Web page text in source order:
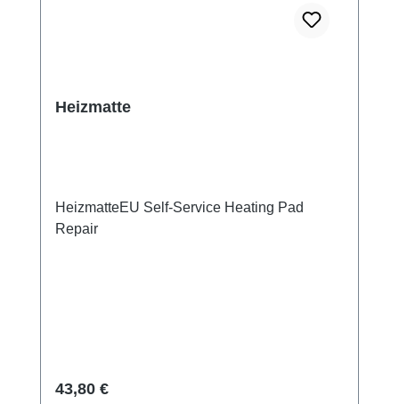
Heizmatte
HeizmatteEU Self-Service Heating Pad
Repair
Regulärer Preis:
43,80 €